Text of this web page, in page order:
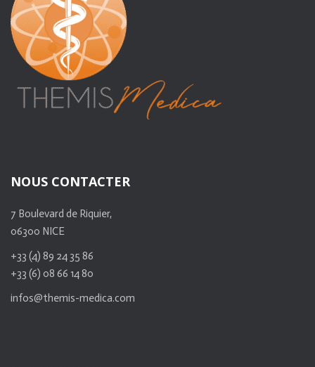
NOUS CONTACTER
7 Boulevard de Riquier,
06300 NICE
+33 (4) 89 24 35 86
+33 (6) 08 66 14 80
infos@themis-medica.com